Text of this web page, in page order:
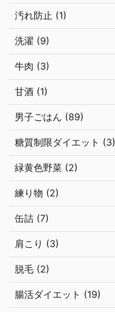
汚れ防止 (1)
洗濯 (9)
牛肉 (3)
甘酒 (1)
男子ごはん (89)
糖質制限ダイエット (3)
緑黄色野菜 (2)
練り物 (2)
缶詰 (7)
肩こり (3)
脱毛 (2)
腸活ダイエット (19)